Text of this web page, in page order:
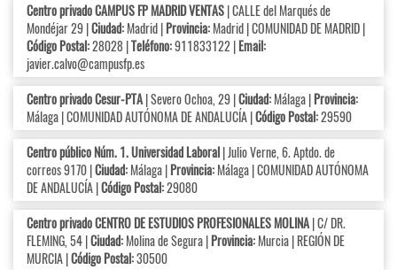
Centro privado CAMPUS FP MADRID VENTAS| CALLE del Marqués de
Mondéjar 29 |Ciudad:Madrid |Provincia:Madrid | COMUNIDAD DE MADRID |
Código Postal:28028 |Teléfono:911833122 |Email:
javier.calvo@campusfp.es
Centro privado Cesur-PTA| Severo Ochoa, 29 |Ciudad:Málaga |Provincia:
Málaga | COMUNIDAD AUTÓNOMA DE ANDALUCÍA |Código Postal:29590
Centro público Núm. 1. Universidad Laboral| Julio Verne, 6. Aptdo. de
correos 9170 |Ciudad:Málaga |Provincia:Málaga | COMUNIDAD AUTÓNOMA
DE ANDALUCÍA |Código Postal:29080
Centro privado CENTRO DE ESTUDIOS PROFESIONALES MOLINA| C/ DR.
FLEMING, 54 |Ciudad:Molina de Segura |Provincia:Murcia | REGIÓN DE
MURCIA |Código Postal:30500